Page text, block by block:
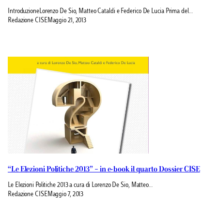
IntroduzioneLorenzo De Sio, Matteo Cataldi e Federico De Lucia Prima del…
Redazione CISEMaggio 21, 2013
“Le Elezioni Politiche 2013” – in e-book il quarto Dossier CISE
Le Elezioni Politiche 2013 a cura di Lorenzo De Sio, Matteo…
Redazione CISEMaggio 7, 2013